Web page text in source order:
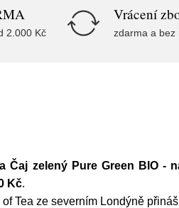
2.000 Kč
Vrácení
zdarma a bez
Čaj zelený Pure Green BIO -
Kč.
Tea ze severním Londýně